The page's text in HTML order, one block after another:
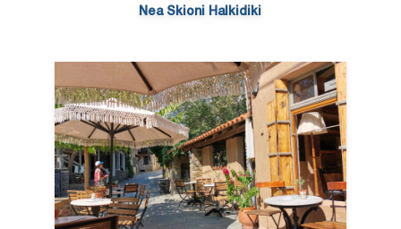
Nea Skioni Halkidiki